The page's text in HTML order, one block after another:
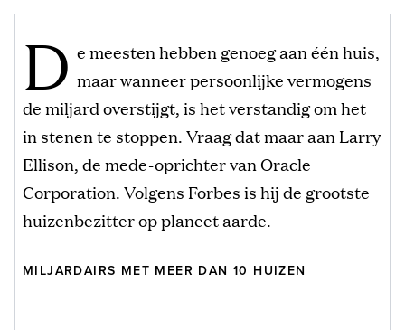
D e meesten hebben genoeg aan één huis,
maar wanneer persoonlijke vermogens
de miljard overstijgt, is het verstandig om het
in stenen te stoppen. Vraag dat maar aan Larry
Ellison, de mede-oprichter van Oracle
Corporation. Volgens Forbes is hij de grootste
huizenbezitter op planeet aarde.
MILJARDAIRS MET MEER DAN 10 HUIZEN